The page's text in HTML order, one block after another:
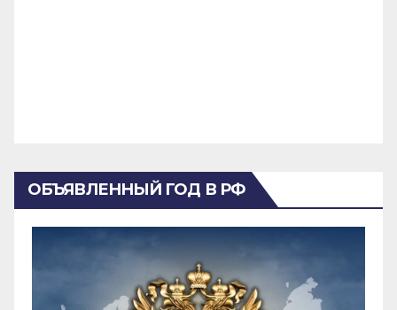
ОБЪЯВЛЕННЫЙ ГОД В РФ